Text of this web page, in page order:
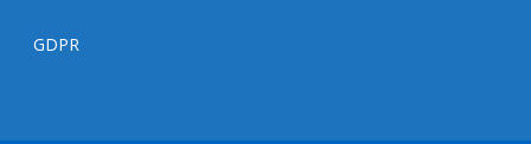
GDPR